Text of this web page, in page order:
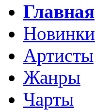
Главная
Новинки
Артисты
Жанры
Чарты